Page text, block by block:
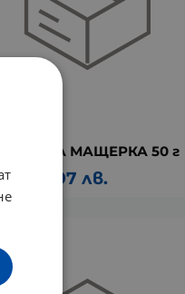
МАЩЕРКА 50 г
€ 2.97 лв.